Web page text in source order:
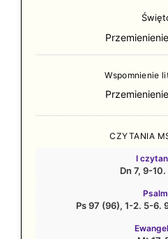
Wspomnienie
CZYTANIA
I
Dn 7, 9-10.
Ps 97 (96), 1-2. 5-6.